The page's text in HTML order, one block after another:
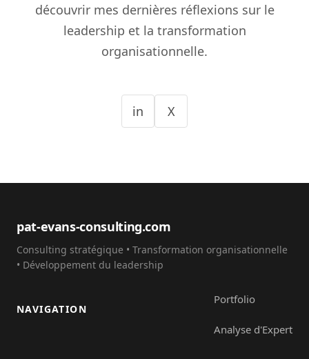
découvrir mes dernières réflexions sur le
leadership et la transformation
organisationnelle.
in X
pat-evans-consulting.com
Consulting stratégique • Transformation organisationnelle
• Développement du leadership
NAVIGATION
Portfolio
Analyse d'Expert